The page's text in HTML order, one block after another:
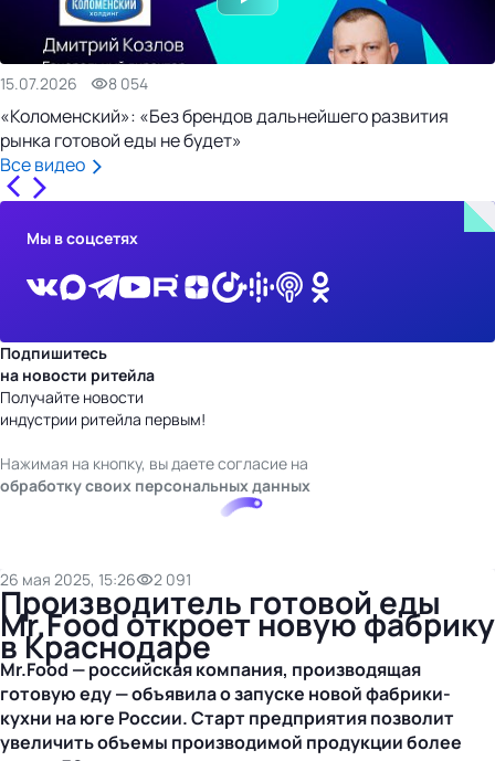
15.07.2026 8 054
«Коломенский»: «Без брендов дальнейшего развития
рынка готовой еды не будет»
Все видео
Мы в соцсетях
Подпишитесь
на новости ритейла
Получайте новости
индустрии ритейла первым!
Нажимая на кнопку, вы даете согласие на
обработку своих персональных данных
26 мая 2025, 15:26 2 091
Производитель готовой еды
Mr.Food откроет новую фабрику
в Краснодаре
Mr.Food — российская компания, производящая
готовую еду — объявила о запуске новойфабрики-
кухни на юге России. Старт предприятия позволит
увеличить объемы производимой продукции более